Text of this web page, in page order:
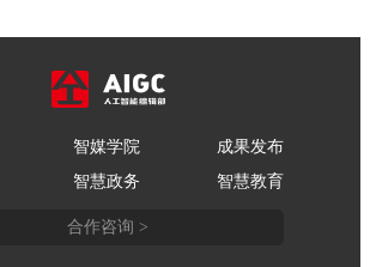
智媒学院
成果发布
智慧政务 智慧教育
合作咨询 >